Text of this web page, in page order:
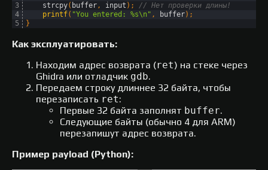
3
4
5
strcpy( buffer, input ) ;
// Нет проверки длины!
printf( "You entered: %s\n" , buffer) ;
}
Как эксплуатировать:
Находим адрес возврата (ret) на стеке через
Ghidra или отладчик gdb.
Передаем строку длиннее 32 байта, чтобы
перезаписать ret:
Первые 32 байта заполнят buffer.
Следующие байты (обычно 4 для ARM)
перезапишут адрес возврата.
Пример payload (Python):